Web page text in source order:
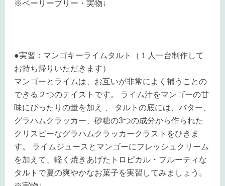
※ベーリーブリー・実物↓
●実習：マンゴキーライムタルト（１人一台制作して
お持ち帰りいただきます）
マンゴーとライムは、お互いが非常によく補うことの
できる２つのテイストです。 ライム汁をマンゴーの甘
味にぴったりの量を加え 、 タルトの底には、バター、
グラハムクラッカー、砂糖の3つの成分から作られた
クリスピーなグラハムクラッカークラストをひきま
す。 ライムジュースとマンゴーにフレッシュクリーム
を加えて、軽く焼きあげたトロピカル・フルーティな
タルトで夏の爽やかなお菓子を実習してみましょう。